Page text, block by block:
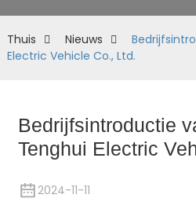
Thuis Nieuws
Electric Vehicle Co., Ltd.
Bedrijfsintroductie
Tenghui Electric
2024-11-11